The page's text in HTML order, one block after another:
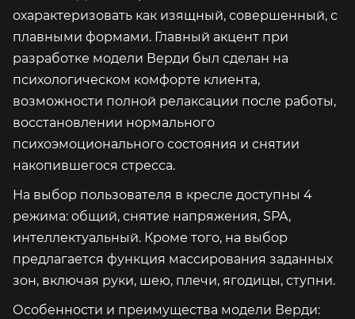
охарактеризовать как изящный, совершенный, с
плавными формами. Главный акцент при
разработке модели Верди был сделан на
психологическом комфорте клиента,
возможности полной релаксации после работы,
восстановлении нормального
психоэмоционального состояния и снятии
накопившегося стресса.
На выбор пользователя в кресле доступны 4
режима: общий, снятие напряжения, SPA,
интеллектуальный. Кроме того, на выбор
предлагается функция массирования заданных
зон, включая руки, шею, плечи, ягодицы, ступни.
Особенности и преимущества модели Верди: